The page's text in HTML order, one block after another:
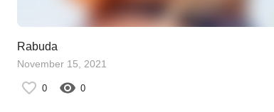
Rabuda
November 15, 2021
0 0